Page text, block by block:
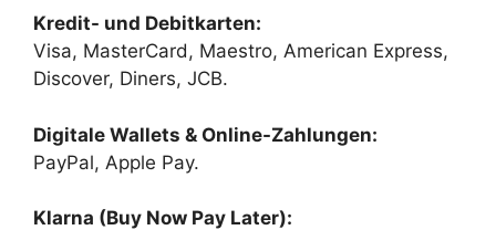
Kredit- und Debitkarten:
Visa, MasterCard, Maestro, American Express,
Discover, Diners, JCB.
Digitale Wallets & Online-Zahlungen:
PayPal, Apple Pay.
Klarna (Buy Now Pay Later):